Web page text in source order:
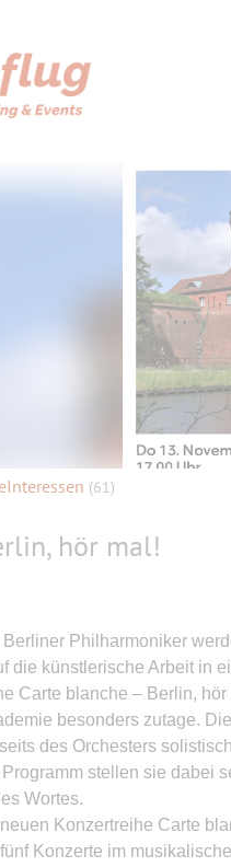
(61)
hör mal!
Philharmoniker
die künstlerische Arbeit in
Carte blanche – Berlin, hör
besonders zutage.
des Orchesters
stellen sie dabei
Wortes.
Konzertreihe Carte
Konzerte im